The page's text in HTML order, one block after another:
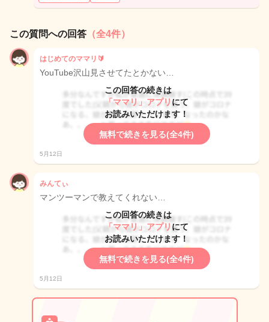
この質問への回答 （全4件）
はじめてのママリ🔰
YouTube沢山見させてたとかない…
この回答の続きは
「ママリ」アプリ にて
お読みいただけます！
無料で続きを見る(全4件)
5月12日
みんてぃ
マンツーマンで教えてくれない…
この回答の続きは
「ママリ」アプリ にて
お読みいただけます！
無料で続きを見る(全4件)
5月12日